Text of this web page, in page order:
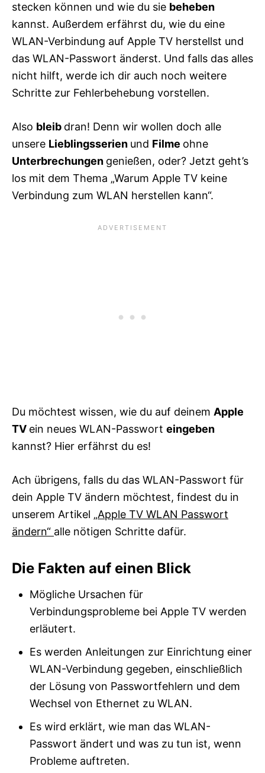
stecken können und wie du sie beheben
kannst. Außerdem erfährst du, wie du eine
WLAN-Verbindung auf Apple TV herstellst und
das WLAN-Passwort änderst. Und falls das alles
nicht hilft, werde ich dir auch noch weitere
Schritte zur Fehlerbehebung vorstellen.
Also bleib dran! Denn wir wollen doch alle
unsere Lieblingsserien und Filme ohne
Unterbrechungen genießen, oder? Jetzt geht’s
los mit dem Thema „Warum Apple TV keine
Verbindung zum WLAN herstellen kann“.
Du möchtest wissen, wie du auf deinem Apple
TV ein neues WLAN-Passwort eingeben
kannst? Hier erfährst du es!
Ach übrigens, falls du das WLAN-Passwort für
dein Apple TV ändern möchtest, findest du in
unserem Artikel „Apple TV WLAN Passwort
ändern“ alle nötigen Schritte dafür.
Die Fakten auf einen Blick
Mögliche Ursachen für
Verbindungsprobleme bei Apple TV werden
erläutert.
Es werden Anleitungen zur Einrichtung einer
WLAN-Verbindung gegeben, einschließlich
der Lösung von Passwortfehlern und dem
Wechsel von Ethernet zu WLAN.
Es wird erklärt, wie man das WLAN-
Passwort ändert und was zu tun ist, wenn
Probleme auftreten.